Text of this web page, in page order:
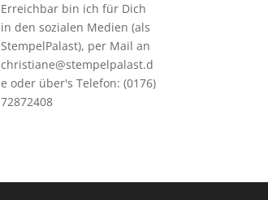
Erreichbar bin ich für Dich
in den sozialen Medien (als
StempelPalast), per Mail an
christiane@stempelpalast.d
e oder über's Telefon: (0176)
72872408